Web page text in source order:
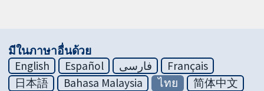
มีในภาษาอื่นด้วย
English
Español فارسی
Français
日本語
Bahasa Malaysia ไทย
简体中文